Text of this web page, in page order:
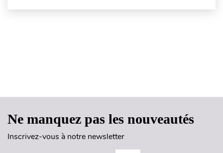
Ne manquez pas les nouveautés
Inscrivez-vous à notre newsletter